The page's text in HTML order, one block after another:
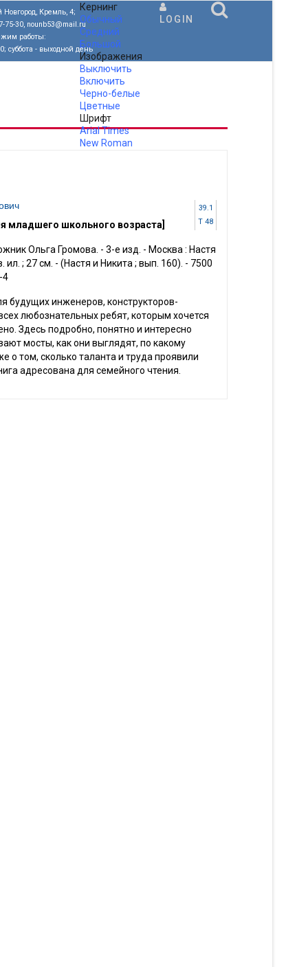
Новгород, Кремль, 4;
75-30, nounb53@mail.ru
работы:
суббота - выходной день
Кернинг
Обычный
Средний
Большой
Изображения
Выключить
Включить
Черно-белые
Цветные
Шрифт
ArialTimes
New Roman
LOGIN
39.1
Т 48
младшего школьного возраста]
Ольга Громова. - 3-е изд. - Москва : Настя
ил. ; 27 см. - (Настя и Никита ; вып. 160). - 7500
4
инженеров, конструкторов-
любознательных ребят, которым хочется
Здесь подробно, понятно и интересно
мосты, как они выглядят, по какому
о том, сколько таланта и труда проявили
адресована для семейного чтения.